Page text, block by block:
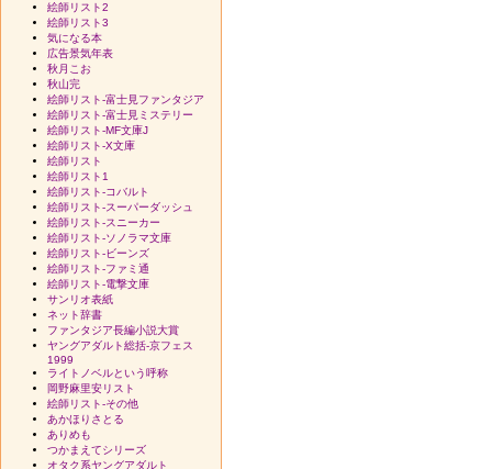
絵師リスト2
絵師リスト3
気になる本
広告景気年表
秋月こお
秋山完
絵師リスト-富士見ファンタジア
絵師リスト-富士見ミステリー
絵師リスト-MF文庫J
絵師リスト-X文庫
絵師リスト
絵師リスト1
絵師リスト-コバルト
絵師リスト-スーパーダッシュ
絵師リスト-スニーカー
絵師リスト-ソノラマ文庫
絵師リスト-ビーンズ
絵師リスト-ファミ通
絵師リスト-電撃文庫
サンリオ表紙
ネット辞書
ファンタジア長編小説大賞
ヤングアダルト総括-京フェス
1999
ライトノベルという呼称
岡野麻里安リスト
絵師リスト-その他
あかほりさとる
ありめも
つかまえてシリーズ
オタク系ヤングアダルト